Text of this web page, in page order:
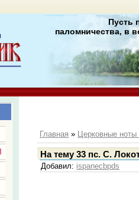
Пусть
паломничества, в
Главная » Церковные ноты
На тему 33 пс. С.
Добавил: ispanecbpds